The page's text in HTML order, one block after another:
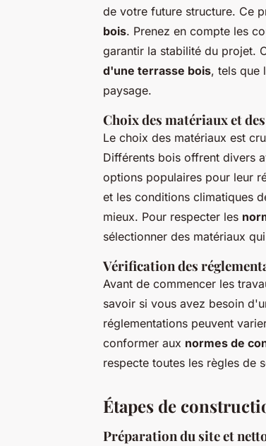
de votre future structure. Ce
bois. Prenez en compte les
garantir la stabilité du projet.
d'une terrasse bois, tels que
paysage.
Choix des matériaux et
Le choix des matériaux est
Différents bois offrent divers
options populaires pour leur
et les conditions climatiques
mieux. Pour respecter les
sélectionner des matériaux
Vérification des
Avant de commencer les
savoir si vous avez besoin
réglementations peuvent
conformer aux normes de
respecte toutes les règles de
Étapes de
Préparation du site et